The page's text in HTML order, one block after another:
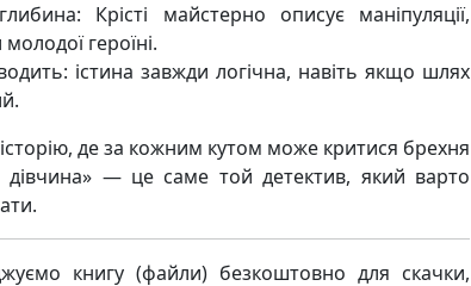
Крісті майстерно описує маніпуляції,
героїні.
істина завжди логічна, навіть якщо шлях
де за кожним кутом може критися брехня
дівчина» — це саме той детектив, який варто
книгу (файли) безкоштовно для скачки,